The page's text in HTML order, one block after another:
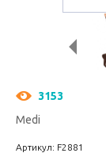
3153
Medi
Артикул: F2881